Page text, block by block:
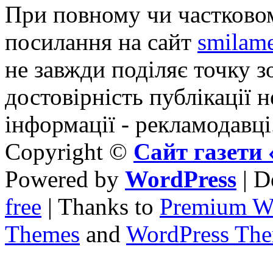
При повному чи
посилання на сайт
не завжди поділяє точку
достовірність публікації
інформації -
Copyright © Сайт
Powered by WordPress |
free | Thanks to Premium
Themes and WordPress